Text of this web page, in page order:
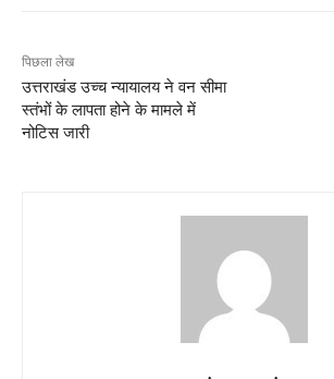
पिछला लेख
उत्तराखंड उच्च न्यायालय ने वन सीमा
स्तंभों के लापता होने के मामले में
नोटिस जारी